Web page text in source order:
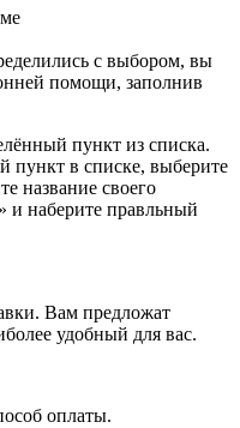
с выбором, вы
помощи, заполнив
пункт из списка.
пункт в списке, выберите
название своего
и наберите правльный
Вам предложат
удобный для вас.
оплаты.